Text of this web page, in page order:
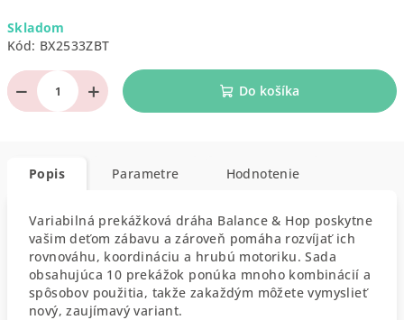
cena:
Skladom
Kód: BX2533ZBT
+
− Do košíka
Popis Parametre Hodnotenie
Variabilná prekážková dráha Balance & Hop poskytne
vašim deťom zábavu a zároveň pomáha rozvíjať ich
rovnováhu, koordináciu a hrubú motoriku. Sada
obsahujúca 10 prekážok ponúka mnoho kombinácií a
spôsobov použitia, takže zakaždým môžete vymyslieť
nový, zaujímavý variant.